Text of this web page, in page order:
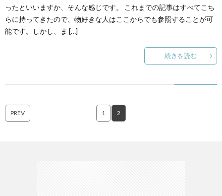
ったといいますか、そんな感じです。 これまでの記事はすべてこち
らに持ってきたので、物好きな人はここからでも参照することが可
能です。しかし、ま […]
続きを読む
PREV 1 2